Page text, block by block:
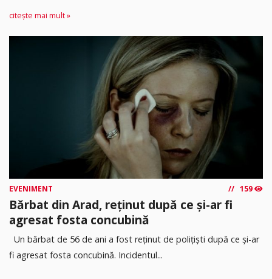
citește mai mult »
EVENIMENT 159
Bărbat din Arad, reținut după ce și-ar fi
agresat fosta concubină
Un bărbat de 56 de ani a fost reținut de polițiști după ce și-ar
fi agresat fosta concubină. Incidentul...